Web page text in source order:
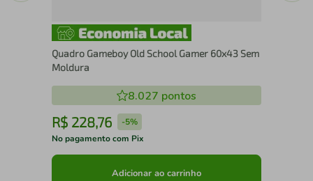
Quadro Gameboy Old School Gamer 60x43 Sem
Moldura
8.027 pontos
R$ 228,76 -5%
No pagamento com Pix
Adicionar ao carrinho